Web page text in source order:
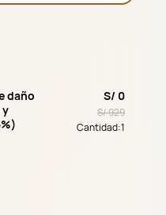
daño
y
S/ 0
S/ 929
Cantidad:1